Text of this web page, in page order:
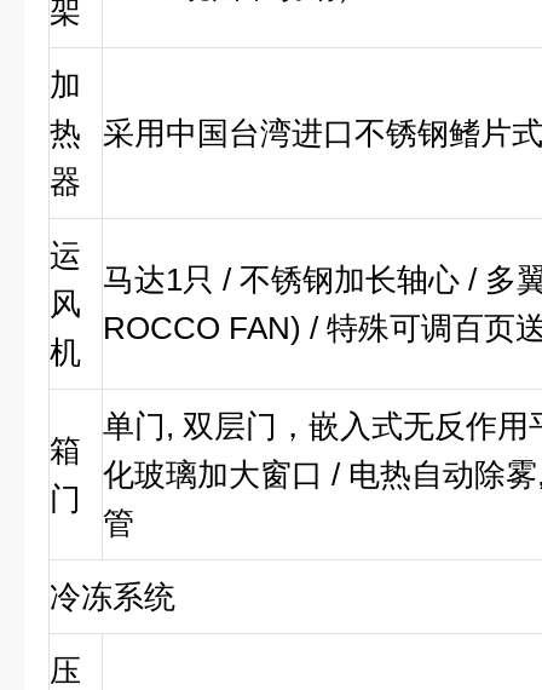
架
加
热
器
采用中国台湾进口不锈钢鳍片
运
风
机
马达1只 / 不锈钢加长轴心 / 多
ROCCO FAN) / 特殊可调百页
箱
门
单门, 双层门，嵌入式无反作
化玻璃加大窗口 / 电热自动除
管
冷冻系统
压